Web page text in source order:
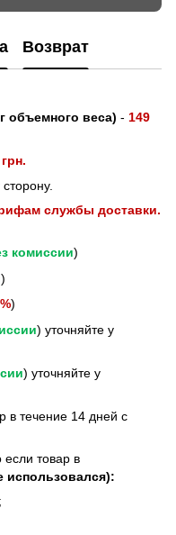
Возврат
объемного веса) - 149
службы доставки.
комиссии)
)
)
) уточняйте у
) уточняйте у
в течение 14 дней с
товар в
использовался):